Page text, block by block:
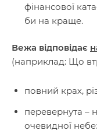
фінансової
би на краще.
Вежа відповідає
(наприклад: Що
повний крах,
перевернута –
очевидної